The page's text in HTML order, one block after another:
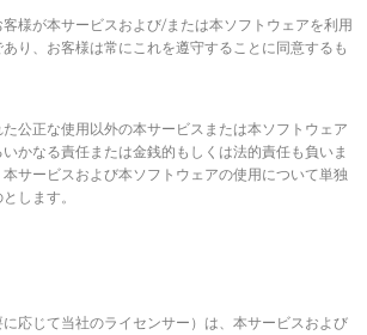
様が本サービスおよび/または本ソフトウェアを利用
り、お客様は常にこれを遵守することに同意するも
公正な使用以外の本サービスまたは本ソフトウェア
かなる責任または金銭的もしくは法的責任も負いま
サービスおよび本ソフトウェアの使用について単独
します。
応じて当社のライセンサー）は、本サービスおよび